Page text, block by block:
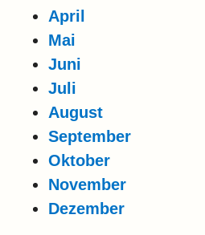
April
Mai
Juni
Juli
August
September
Oktober
November
Dezember